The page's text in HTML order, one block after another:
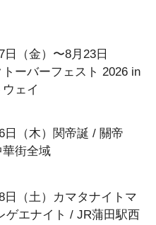
日（金）〜8月23日
トーバーフェスト 2026 in
ェイ
日（木）関帝誕 / 關帝
華街全域
日（土）カマタナイトマ
ゲエナイト / JR蒲田駅西